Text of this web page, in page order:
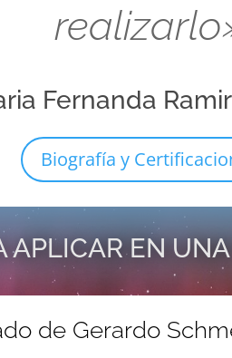
Fernanda
Biografía y
APLICAR EN
de Gerardo